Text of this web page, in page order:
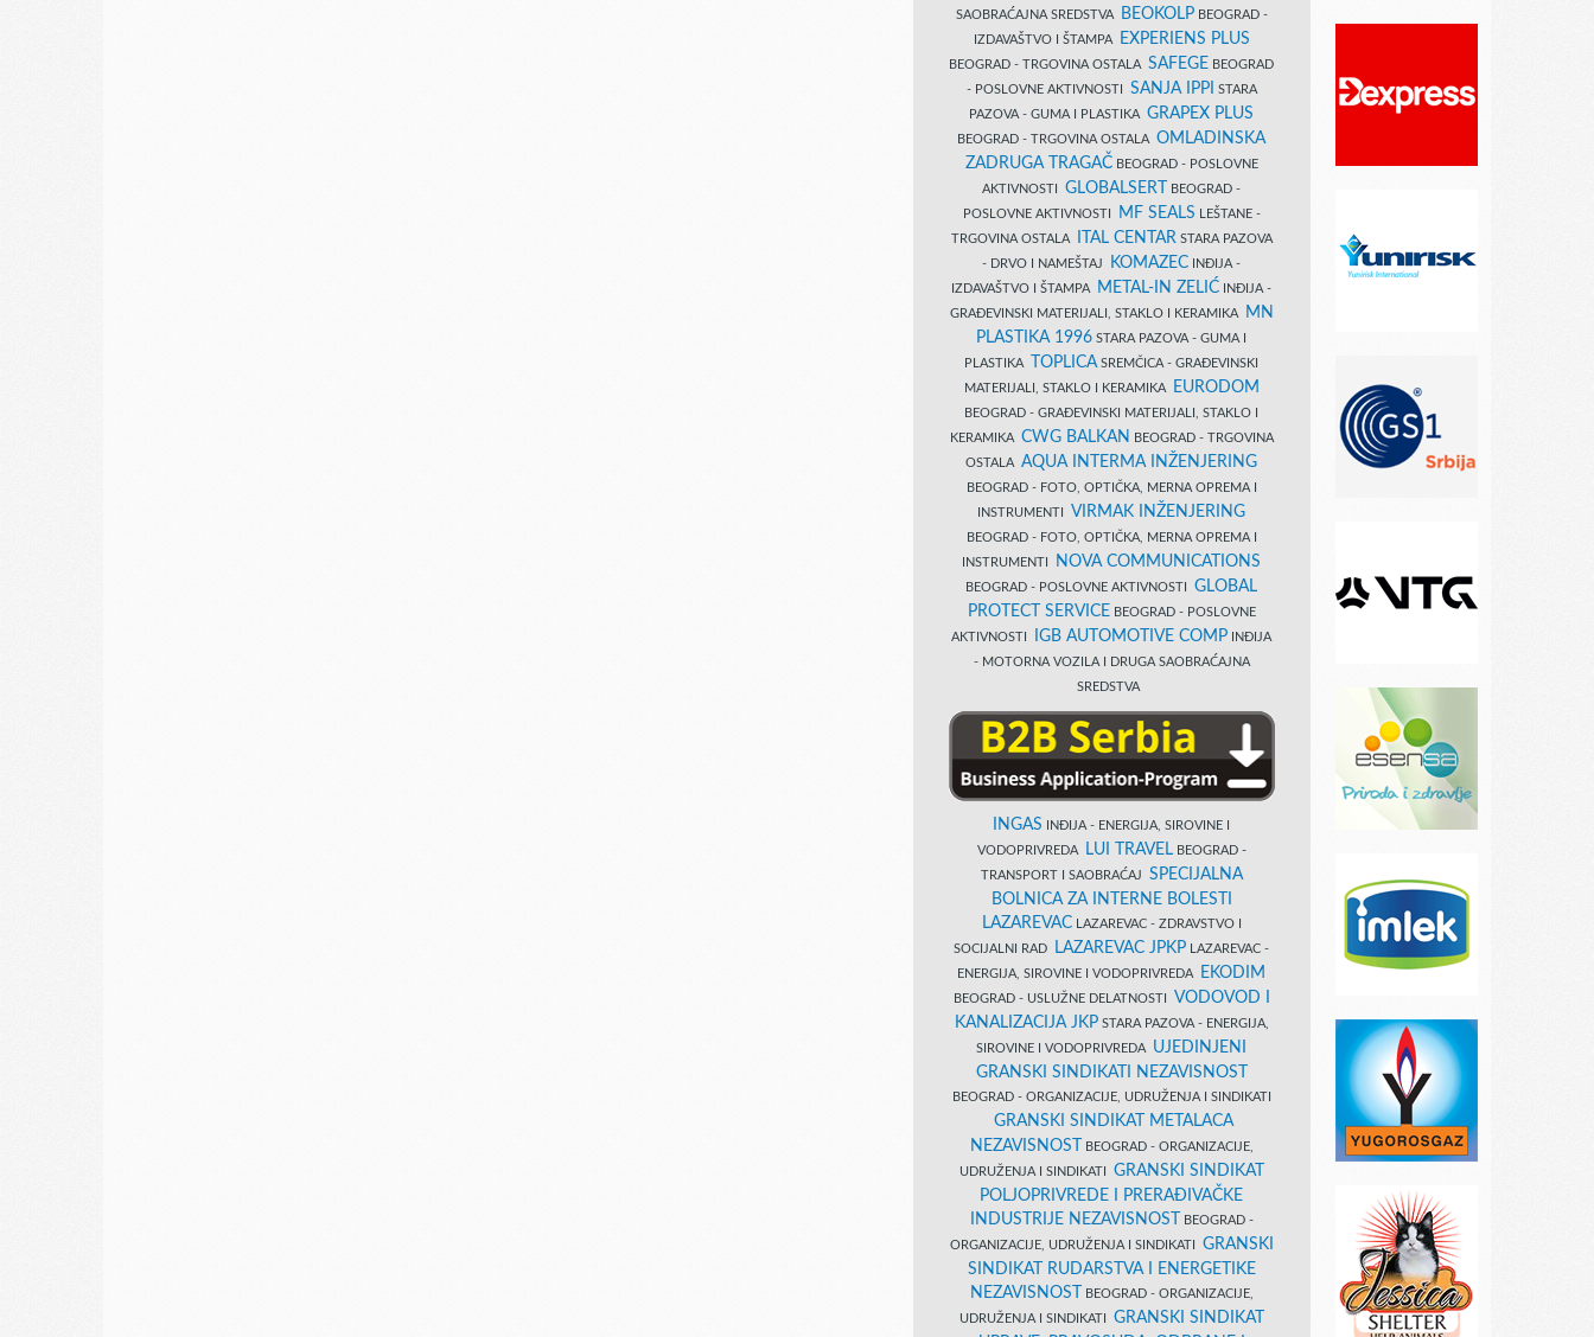
SAOBRAĆAJNA SREDSTVA
BEOKOLPBEOGRAD -
IZDAVAŠTVO I ŠTAMPA
EXPERIENS PLUS
BEOGRAD - TRGOVINA OSTALA SAFEGE BEOGRAD
- POSLOVNE AKTIVNOSTI SANJA IPPI
STARA
PAZOVA - GUMA I PLASTIKA GRAPEX PLUS
BEOGRAD - TRGOVINA OSTALA OMLADINSKA
ZADRUGA TRAGAČBEOGRAD - POSLOVNE
AKTIVNOSTI GLOBALSERT
BEOGRAD -
POSLOVNE AKTIVNOSTI
MF SEALS LEŠTANE -
TRGOVINA OSTALA
ITAL CENTAR STARA PAZOVA
- DRVO I NAMEŠTAJ
KOMAZEC INĐIJA -
IZDAVAŠTVO I ŠTAMPA
METAL-IN ZELIĆ INĐIJA -
GRAĐEVINSKI MATERIJALI, STAKLO I KERAMIKA
MN
PLASTIKA 1996 STARA PAZOVA - GUMA I
PLASTIKA
TOPLICA SREMČICA - GRAĐEVINSKI
MATERIJALI, STAKLO I KERAMIKA
EURODOM
BEOGRAD - GRAĐEVINSKI MATERIJALI, STAKLO I
KERAMIKA CWG BALKAN
BEOGRAD - TRGOVINA
OSTALA AQUA INTERMA INŽENJERING
BEOGRAD - FOTO, OPTIČKA, MERNA OPREMA I
INSTRUMENTI VIRMAK INŽENJERING
BEOGRAD - FOTO, OPTIČKA, MERNA OPREMA I
INSTRUMENTI
NOVA COMMUNICATIONS
BEOGRAD - POSLOVNE AKTIVNOSTI GLOBAL
PROTECT SERVICE BEOGRAD - POSLOVNE
AKTIVNOSTI
IGB AUTOMOTIVE COMP INĐIJA
- MOTORNA VOZILA I DRUGA SAOBRAĆAJNA
SREDSTVA
INGAS INĐIJA - ENERGIJA, SIROVINE I
VODOPRIVREDA
LUI TRAVELBEOGRAD -
TRANSPORT I SAOBRAĆAJ SPECIJALNA
BOLNICA ZA INTERNE BOLESTI
LAZAREVACLAZAREVAC - ZDRAVSTVO I
SOCIJALNI RAD
LAZAREVAC JPKP LAZAREVAC -
ENERGIJA, SIROVINE I VODOPRIVREDA
EKODIM
BEOGRAD - USLUŽNE DELATNOSTI VODOVOD I
KANALIZACIJA JKPSTARA PAZOVA - ENERGIJA,
SIROVINE I VODOPRIVREDA UJEDINJENI
GRANSKI SINDIKATI NEZAVISNOST
BEOGRAD - ORGANIZACIJE, UDRUŽENJA I SINDIKATI
GRANSKI SINDIKAT METALACA
NEZAVISNOST
BEOGRAD - ORGANIZACIJE,
UDRUŽENJA I SINDIKATI GRANSKI SINDIKAT
POLJOPRIVREDE I PRERAĐIVAČKE
INDUSTRIJE NEZAVISNOST
BEOGRAD -
ORGANIZACIJE, UDRUŽENJA I SINDIKATI GRANSKI
SINDIKAT RUDARSTVA I ENERGETIKE
NEZAVISNOST
BEOGRAD - ORGANIZACIJE,
UDRUŽENJA I SINDIKATI GRANSKI SINDIKAT